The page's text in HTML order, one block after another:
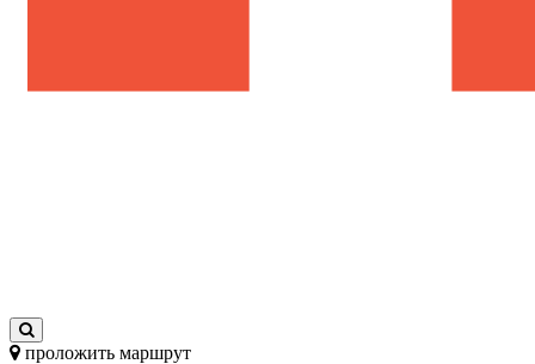
проложить маршрут